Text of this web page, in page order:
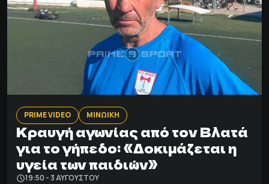
PRIME VIDEO ΜΙΝΩΙΚΗ
Κραυγή αγωνίας από τον Βλατά
για το γήπεδο: «Δοκιμάζεται η
υγεία των παιδιών»
19:50 - 3 ΑΥΓΟΎΣΤΟΥ